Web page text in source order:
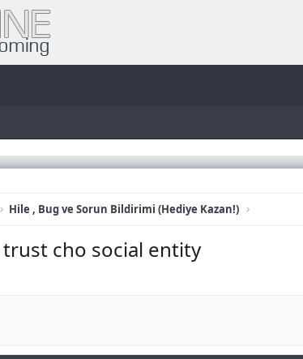
Hile , Bug ve Sorun Bildirimi (Hediye Kazan!)
cho social entity